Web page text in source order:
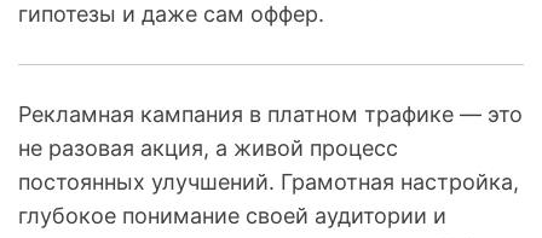
гипотезы и даже сам оффер.
Рекламная кампания в платном трафике — это
не разовая акция, а живой процесс
постоянных улучшений. Грамотная настройка,
глубокое понимание своей аудитории и